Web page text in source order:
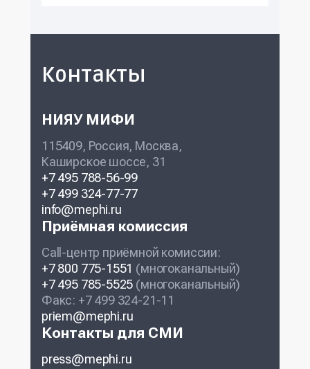
Контакты
НИЯУ МИФИ
115409, Россия, Москва,
Каширское шоссе, 31
+7 495 788-56-99
+7 499 324-77-77
info@mephi.ru
Приёмная комиссия
Call-центр приёмной комиссии:
+7 800 775-1551 (многоканальный)
+7 495 785-5525 (многоканальный)
Факс: +7 499 324-21-11
priem@mephi.ru
Контакты для СМИ
press@mephi.ru